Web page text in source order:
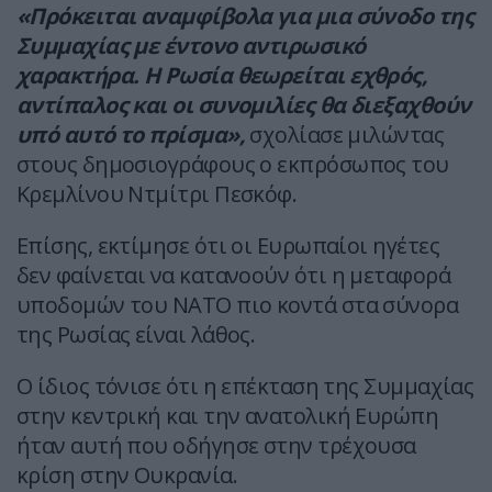
«Πρόκειται αναμφίβολα για μια σύνοδο της
Συμμαχίας με έντονο αντιρωσικό
χαρακτήρα. Η Ρωσία θεωρείται εχθρός,
αντίπαλος και οι συνομιλίες θα διεξαχθούν
υπό αυτό το πρίσμα»,σχολίασε μιλώντας
στους δημοσιογράφους ο εκπρόσωπος του
Κρεμλίνου Ντμίτρι Πεσκόφ.
Επίσης, εκτίμησε ότι οι Ευρωπαίοι ηγέτες
δεν φαίνεται να κατανοούν ότι η μεταφορά
υποδομών του ΝΑΤΟ πιο κοντά στα σύνορα
της Ρωσίας είναι λάθος.
Ο ίδιος τόνισε ότι η επέκταση της Συμμαχίας
στην κεντρική και την ανατολική Ευρώπη
ήταν αυτή που οδήγησε στην τρέχουσα
κρίση στην Ουκρανία.